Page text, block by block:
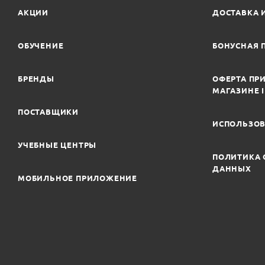
АКЦИИ
ОБУЧЕНИЕ
БРЕНДЫ
ПОСТАВЩИКИ
УЧЕБНЫЕ ЦЕНТРЫ
МОБИЛЬНОЕ ПРИЛОЖЕНИЕ
ДОСТАВКА
БОНУСНАЯ
ОФЕРТА
МАГАЗИНЕ
ПОЛИТИКА
ДАННЫХ